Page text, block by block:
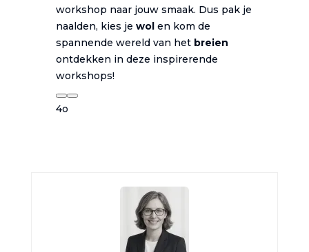
workshop naar jouw smaak. Dus pak je
naalden, kies je wolen kom de
spannende wereld van het breien
ontdekken in deze inspirerende
workshops!
4o